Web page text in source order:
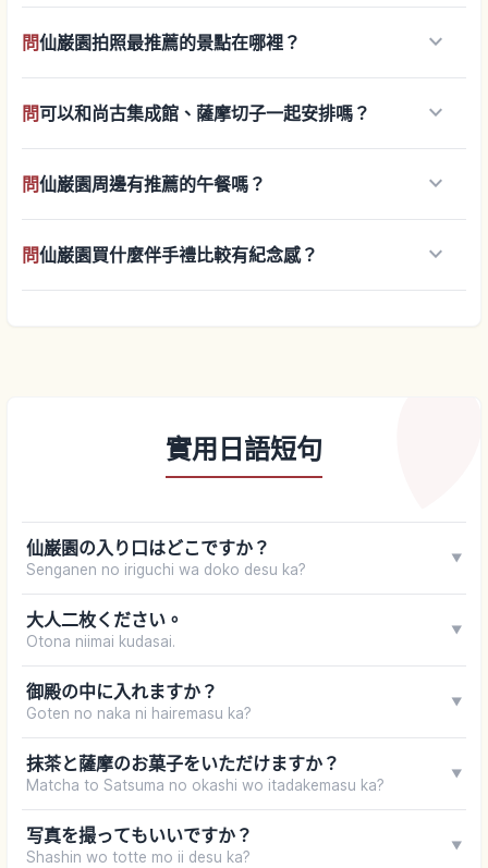
問仙巌園拍照最推薦的景點在哪裡？ keyboard_arrow_down
問可以和尚古集成館、薩摩切子一起安排嗎？ keyboard_arrow_down
問仙巌園周邊有推薦的午餐嗎？ keyboard_arrow_down
問仙巌園買什麼伴手禮比較有紀念感？ keyboard_arrow_down
實用日語短句
仙巌園の入り口はどこですか？
Senganen no iriguchi wa doko desu ka?
▼
大人二枚ください。
Otona niimai kudasai.
▼
御殿の中に入れますか？
Goten no naka ni hairemasu ka?
▼
抹茶と薩摩のお菓子をいただけますか？
Matcha to Satsuma no okashi wo itadakemasu ka?
▼
写真を撮ってもいいですか？
Shashin wo totte mo ii desu ka?
▼